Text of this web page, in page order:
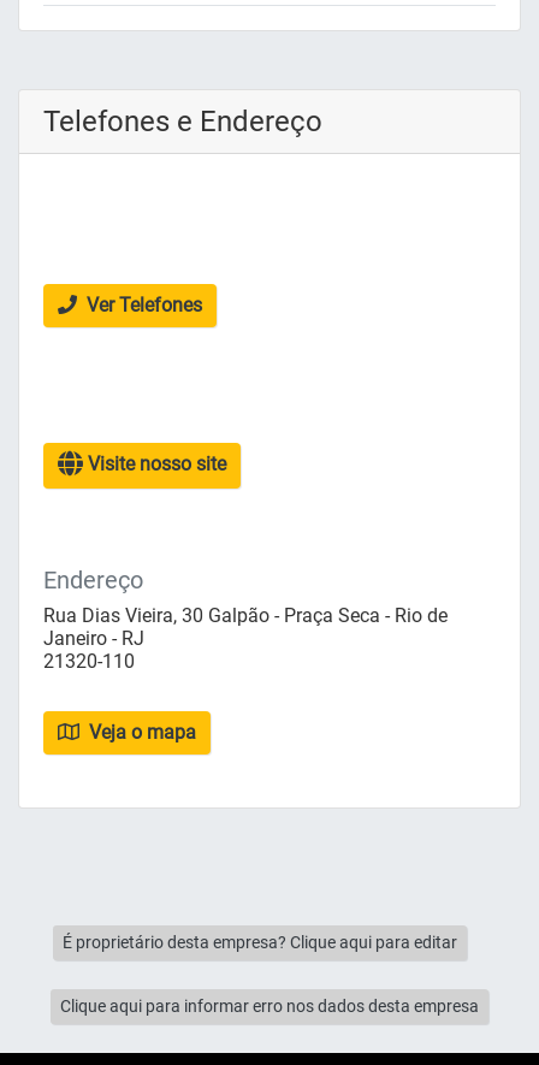
Telefones e Endereço
Ver Telefones
Visite nosso site
Endereço
Rua Dias Vieira, 30 Galpão - Praça Seca - Rio de
Janeiro - RJ
21320-110
Veja o mapa
É proprietário desta empresa? Clique aqui para editar
Clique aqui para informar erro nos dados desta empresa